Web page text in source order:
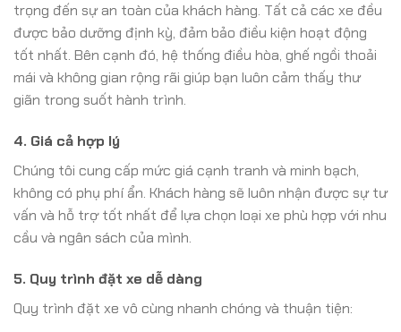
trọng đến sự an toàn của khách hàng. Tất cả các xe đều
được bảo dưỡng định kỳ, đảm bảo điều kiện hoạt động
tốt nhất. Bên cạnh đó, hệ thống điều hòa, ghế ngồi thoải
mái và không gian rộng rãi giúp bạn luôn cảm thấy thư
giãn trong suốt hành trình.
4. Giá cả hợp lý
Chúng tôi cung cấp mức giá cạnh tranh và minh bạch,
không có phụ phí ẩn. Khách hàng sẽ luôn nhận được sự tư
vấn và hỗ trợ tốt nhất để lựa chọn loại xe phù hợp với nhu
cầu và ngân sách của mình.
5. Quy trình đặt xe dễ dàng
Quy trình đặt xe vô cùng nhanh chóng và thuận tiện: